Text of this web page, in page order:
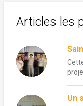
Articles les
Un